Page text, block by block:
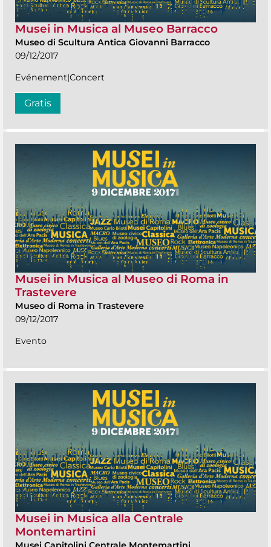
Musei in Musica al Museo Barracco
Museo di Scultura Antica Giovanni Barracco
09/12/2017
Evénement|Concert
Gratis
Musei in Musica al Museo di Roma in
Trastevere
Museo di Roma in Trastevere
09/12/2017
Evento
Musei in Musica alla Centrale
Montemartini